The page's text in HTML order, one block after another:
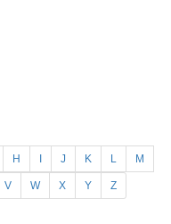
H J K L M
V W X Y Z